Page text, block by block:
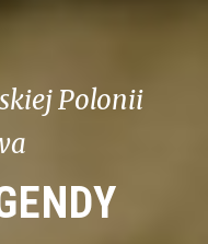
Polonii